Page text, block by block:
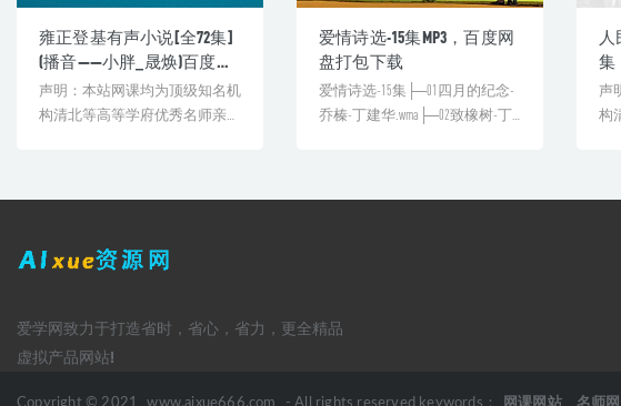
雍正登基有声小说[全72集]
(播音——小胖_晟焕)百度网
盘资源打包下载
声明：本站网课均为顶级知名机
构清北等高等学府优秀名师亲授
爱情诗选-15集MP3，百度网
盘打包下载
爱情诗选-15集├─01四月的纪念-
乔榛-丁建华.wma├─02致橡树-丁
集
载
声
构
爱学网致力于打造省时，省心，省力，更全精品
虚拟产品网站!